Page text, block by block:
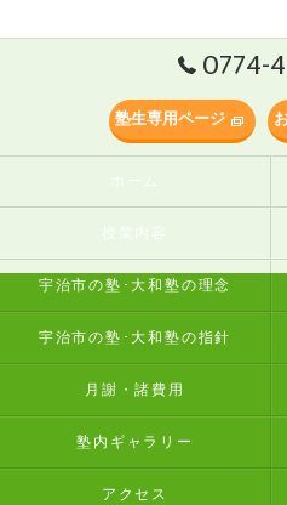
0774-
塾生専用ページ
ホーム
授業内容
宇治市の塾･大和塾の理念
宇治市の塾･大和塾の指針
月謝・諸費用
塾内ギャラリー
アクセス